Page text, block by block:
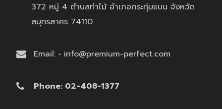
372 หมู่ 4 ตำบลท่าไม้ อำเภอกระทุ่มแบน จังหวัด
สมุทรสาคร 74110
Email: • info@premium-perfect.com
Phone: 02-408-1377